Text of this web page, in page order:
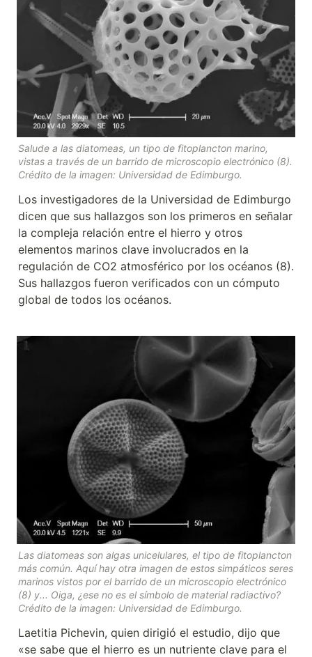
Salude a las diatomeas, un tipo de fitoplancton marino,
vistas a través de un barrido de microscopio electrónico (8).
Crédito de la imagen: Universidad de Edimburgo.
Los investigadores de la Universidad de Edimburgo
dicen que sus hallazgos son los primeros en señalar
la compleja relación entre el hierro y otros
elementos marinos clave involucrados en la
regulación de CO2 atmosférico por los océanos (8).
Sus hallazgos fueron verificados con un cómputo
global de todos los océanos.
Las diatomeas son algas unicelulares, el tipo de fitoplancton
más común. Aquí hay otra imagen de estos simpáticos seres
marinos vistos por el barrido de un microscopio electrónico
(8) y... Oiga, ¿ese no es el símbolo de material radiactivo?
Crédito de la imagen: Universidad de Edimburgo.
Laetitia Pichevin, quien dirigió el estudio, dijo que
«se sabe que el hierro es un nutriente clave para el